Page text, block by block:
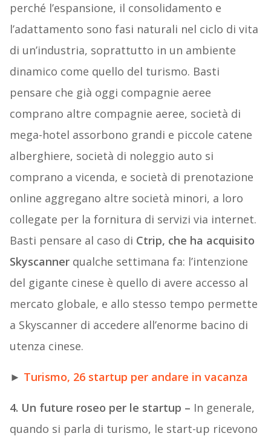
perché l’espansione, il consolidamento e
l’adattamento sono fasi naturali nel ciclo di vita
di un’industria, soprattutto in un ambiente
dinamico come quello del turismo. Basti
pensare che già oggi compagnie aeree
comprano altre compagnie aeree, società di
mega-hotel assorbono grandi e piccole catene
alberghiere, società di noleggio auto si
comprano a vicenda, e società di prenotazione
online aggregano altre società minori, a loro
collegate per la fornitura di servizi via internet.
Basti pensare al caso di Ctrip, che ha acquisito
Skyscanner qualche settimana fa: l’intenzione
del gigante cinese è quello di avere accesso al
mercato globale, e allo stesso tempo permette
a Skyscanner di accedere all’enorme bacino di
utenza cinese.
► Turismo, 26 startup per andare in vacanza
4. Un future roseo per le startup – In generale,
quando si parla di turismo, le start-up ricevono